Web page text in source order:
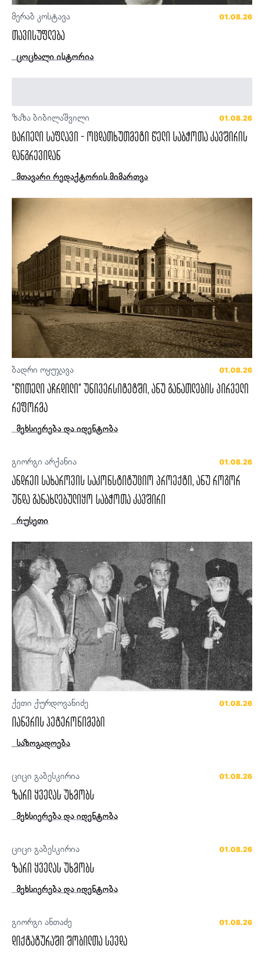
მერაბ კოსტავა 01.08.26
თავისუფლება
ცოცხალი ისტორია
ზაზა ბიბილაშვილი 01.08.26
ცარიელი საფლავი - ოცდათხუთმეტი წელი საბჭოთა კავშირის
დანგრევიდან
მთავარი რედაქტორის მიმართვა
ბადრი ოყუჯავა 01.08.26
“წითელი აჩრდილი“ უნივერსიტეტში, ანუ განათლების პირველი
რეფორმა
მეხსიერება და იდენტობა
გიორგი არქანია 01.08.26
ანდრეი სახაროვის საკონსტიტუციო პროექტი, ანუ როგორ
უნდა განახლებულიყო საბჭოთა კავშირი
რუსეთი
ქეთი ქურდოვანიძე 01.08.26
იანვრის ჰეტერონიმები
საზოგადოება
ციცი გაბესკირია 01.08.26
ზარი ყველას უხმობს
მეხსიერება და იდენტობა
ციცი გაბესკირია 01.08.26
ზარი ყველას უხმობს
მეხსიერება და იდენტობა
გიორგი ანთაძე 01.08.26
დიქტატურაში შობილთა სევდა